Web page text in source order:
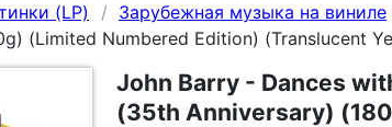
(LP) Зарубежная музыка на виниле
(Limited Numbered Edition) (Translucent
John Barry - Dances
(35th Anniversary)